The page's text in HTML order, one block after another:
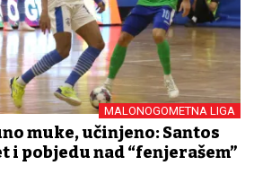
MALONOGOMETNA LIGA
muke, učinjeno: Santos
i pobjedu nad “fenjerašem”